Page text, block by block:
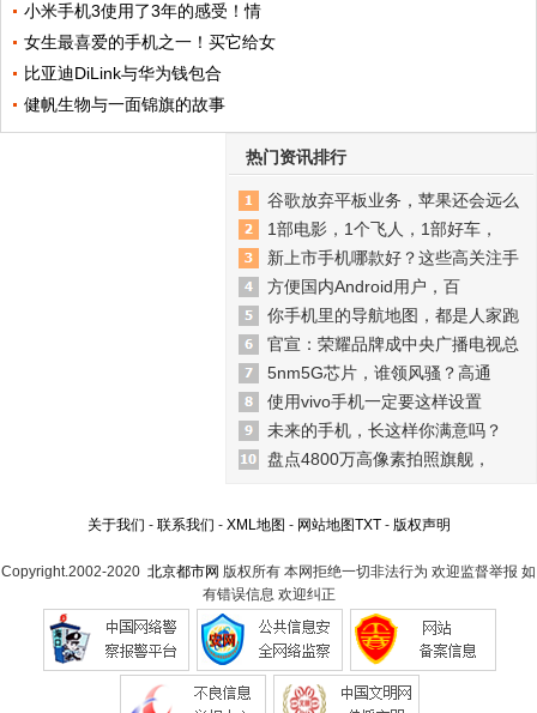
小米手机3使用了3年的感受！情
女生最喜爱的手机之一！买它给女
比亚迪DiLink与华为钱包合
健帆生物与一面锦旗的故事
热门资讯排行
谷歌放弃平板业务，苹果还会远么
1部电影，1个飞人，1部好车，
新上市手机哪款好？这些高关注手
方便国内Android用户，百
你手机里的导航地图，都是人家跑
官宣：荣耀品牌成中央广播电视总
5nm5G芯片，谁领风骚？高通
使用vivo手机一定要这样设置
未来的手机，长这样你满意吗？
盘点4800万高像素拍照旗舰，
关于我们 - 联系我们 - XML地图 - 网站地图TXT- 版权声明
Copyright.2002-2020 北京都市网 版权所有 本网拒绝一切非法行为 欢迎监督举报 如
有错误信息 欢迎纠正